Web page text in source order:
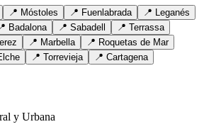
📍 Móstoles 📍 Fuenlabrada 📍 Leganés
Badalona 📍 Sabadell 📍 Terrassa
📍 Marbella 📍 Roquetas de Mar
📍 Torrevieja 📍 Cartagena
y Urbana